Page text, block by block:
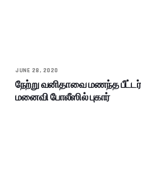
JUNE 28, 2020
நேற்று வனிதாவை மணந்த பீட்டர்
மனைவி போலீஸில் புகார்